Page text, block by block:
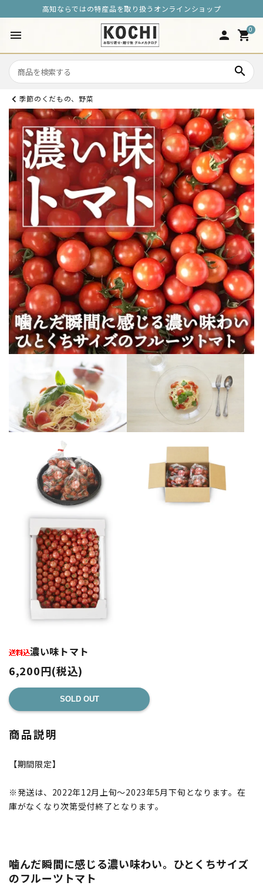
高知ならではの特産品を取り扱うオンラインショップ
menu person 0
shopping_cart
search
季節のくだもの、野菜
濃い味トマト
6,200円(税込)
SOLD OUT
商品説明
【期間限定】
※発送は、2022年12月上旬～2023年5月下旬となります。在
庫がなくなり次第受付終了となります。
噛んだ瞬間に感じる濃い味わい。ひとくちサイズ
のフルーツトマト